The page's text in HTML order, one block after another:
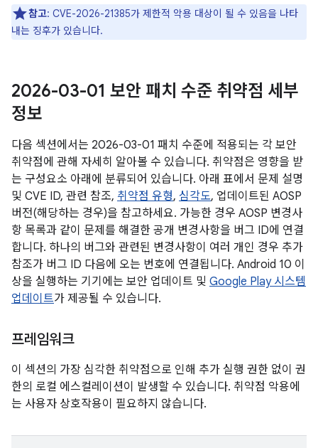
참고: CVE-2026-21385가 제한적 악용 대상이 될 수 있음을 나타
내는 징후가 있습니다.
2026-03-01 보안 패치 수준 취약점 세부
정보
다음 섹션에서는 2026-03-01 패치 수준에 적용되는 각 보안
취약점에 관해 자세히 알아볼 수 있습니다. 취약점은 영향을 받
는 구성요소 아래에 분류되어 있습니다. 아래 표에서 문제 설명
및 CVE ID, 관련 참조, 취약점 유형, 심각도, 업데이트된 AOSP
버전(해당하는 경우)을 참고하세요. 가능한 경우 AOSP 변경사
항 목록과 같이 문제를 해결한 공개 변경사항을 버그 ID에 연결
합니다. 하나의 버그와 관련된 변경사항이 여러 개인 경우 추가
참조가 버그 ID 다음에 오는 번호에 연결됩니다. Android 10 이
상을 실행하는 기기에는 보안 업데이트 및 Google Play 시스템
업데이트가 제공될 수 있습니다.
프레임워크
이 섹션의 가장 심각한 취약점으로 인해 추가 실행 권한 없이 권
한의 로컬 에스컬레이션이 발생할 수 있습니다. 취약점 악용에
는 사용자 상호작용이 필요하지 않습니다.